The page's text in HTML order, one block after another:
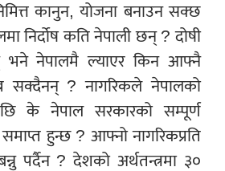
कानुन, योजना बनाउन सक्छ
निर्दोष कति नेपाली छन् ? दोषी
भने नेपालमै ल्याएर किन आफ्नै
सक्दैनन् ? नागरिकले नेपालको
के नेपाल सरकारको सम्पूर्ण
समाप्त हुन्छ ? आफ्नो नागरिकप्रति
पर्दैन ? देशको अर्थतन्त्रमा ३०